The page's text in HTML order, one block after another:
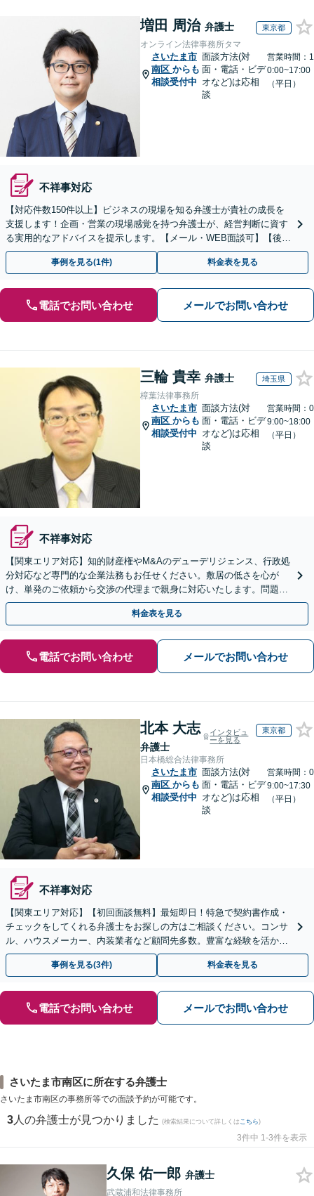
増田 周治 弁護士 東京都
オンライン法律事務所タマ
さいたま市
南区 からも
相談受付中
面談方法(対
面・電話・ビデ
オなど)は応相
談
営業時間：1
0:00~17:00
（平日）
不祥事対応
【対応件数150件以上】ビジネスの現場を知る弁護士が貴社の成長を
支援します！企画・営業の現場感覚を持つ弁護士が、経営判断に資す
る実用的なアドバイスを提示します。【メール・WEB面談可】【後払
い利用可】
事例を見る(1件) 料金表を見る
電話でお問い合わせ メールでお問い合わせ
三輪 貴幸 弁護士 埼玉県
樟葉法律事務所
さいたま市
南区 からも
相談受付中
面談方法(対
面・電話・ビデ
オなど)は応相
談
営業時間：0
9:00~18:00
（平日）
不祥事対応
【関東エリア対応】知的財産権やM&Aのデューデリジェンス、行政処
分対応など専門的な企業法務もお任せください。敷居の低さを心が
け、単発のご依頼から交渉の代理まで親身に対応いたします。問題が
複雑化する前に気軽にご相談を【営業時間内初回相談無料】
料金表を見る
電話でお問い合わせ メールでお問い合わせ
北本 大志
弁護士
インタビュ
ーを見る
東京都
日本橋総合法律事務所
さいたま市
南区 からも
相談受付中
面談方法(対
面・電話・ビデ
オなど)は応相
談
営業時間：0
9:00~17:30
（平日）
不祥事対応
【関東エリア対応】【初回面談無料】最短即日！特急で契約書作成・
チェックをしてくれる弁護士をお探しの方はご相談ください。コンサ
ル、ハウスメーカー、内装業者など顧問先多数。豊富な経験を活か
し、法的視点でアドバイスいたします【オンライン面談可】
事例を見る(3件) 料金表を見る
電話でお問い合わせ メールでお問い合わせ
さいたま市南区に所在する弁護士
さいたま市南区の事務所等での面談予約が可能です。
3 人の弁護士が見つかりました (検索結果について詳しくは こちら)
3件中 1-3件を表示
久保 佑一郎 弁護士
武蔵浦和法律事務所